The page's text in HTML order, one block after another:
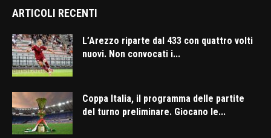
ARTICOLI RECENTI
L’Arezzo riparte dal 433 con quattro volti
nuovi. Non convocati i...
Coppa Italia, il programma delle partite
del turno preliminare. Giocano le...